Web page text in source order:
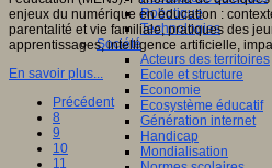
Robotique
Technologies
Société
Acteurs des territoires
Ecole et structure
Economie
Ecosystème éducatif
Génération internet
Handicap
Mondialisation
enjeux du numérique en éducation :
parentalité et vie familiale, pratiques des
apprentissages, intelligence artificielle,
En savoir plus...
Précédent
8
9
10
11